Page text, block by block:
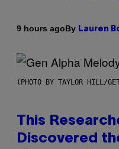
9 hours agoBy Lauren
(PHOTO BY TAYLOR HILL/
This
Discovered